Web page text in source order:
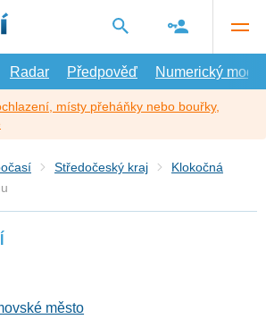
Radar Předpověď Numerický model
místy přeháňky nebo bouřky,
Středočeský kraj
Klokočná
město